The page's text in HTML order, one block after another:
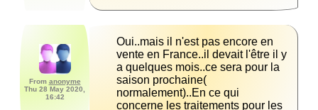
From anonyme
Thu 28 May 2020,
16:42
Oui..mais il n'est pas encore en
vente en France..il devait l'être il y
a quelques mois..ce sera pour la
saison prochaine(
normalement)..En ce qui
concerne les traitements pour les